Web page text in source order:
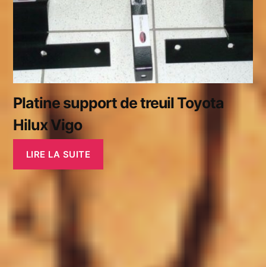
Platine support de treuil Toyota
Hilux Vigo
LIRE LA SUITE